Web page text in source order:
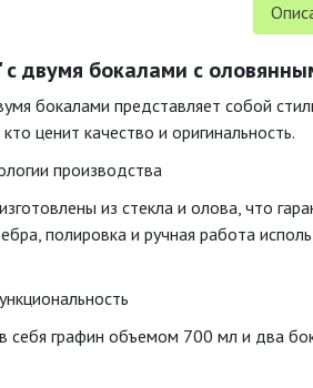
двумя бокалами с
бокалами представляет собой
ценит качество и оригинальность.
производства
из стекла и олова, что
полировка и ручная работа
себя графин объемом 700 мл и два